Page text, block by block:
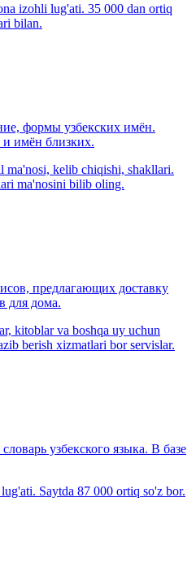
izohli lug'ati. 35 000 dan ortiq
bilan.
формы узбекских имён.
имён близких.
ma'nosi, kelib chiqishi, shakllari.
ma'nosini bilib oling.
предлагающих доставку
для дома.
kitoblar va boshqa uy uchun
berish xizmatlari bor servislar.
узбекского языка. В базе
Saytda 87 000 ortiq so'z bor.